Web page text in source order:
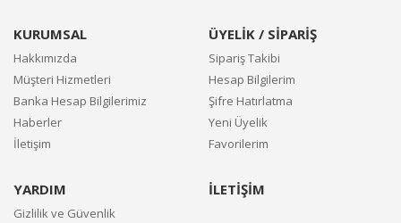
KURUMSAL
Hakkımızda
Müşteri Hizmetleri
Banka Hesap Bilgilerimiz
Haberler
İletişim
ÜYELİK / SİPARİŞ
Sipariş Takibi
Hesap Bilgilerim
Şifre Hatırlatma
Yeni Üyelik
Favorilerim
YARDIM
Gizlilik ve Güvenlik
İLETİŞİM